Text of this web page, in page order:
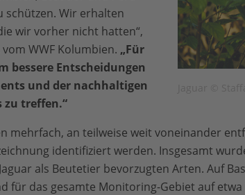
schützen. Wir erhalten
wir vorher nicht hatten“,
WWF Kolumbien. „Für
bessere Entscheidungen
und der nachhaltigen
zu treffen.“
mehrfach, an teilweise weit voneinander
identifiziert werden. Insgesamt
als Beutetier bevorzugten Arten. Auf
für das gesamte Monitoring-Gebiet auf